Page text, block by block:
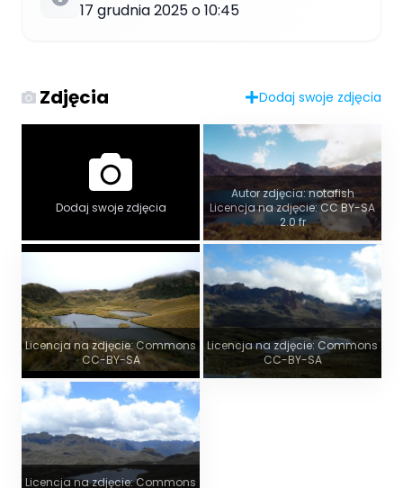
17 grudnia 2025 o 10:45
Zdjęcia Dodaj swoje zdjęcia
Dodaj swoje zdjęcia
Autor zdjęcia: notafish
Licencja na zdjęcie: CC BY-SA
2.0 fr
Licencja na zdjęcie: Commons
CC-BY-SA
Licencja na zdjęcie: Commons
CC-BY-SA
Licencja na zdjęcie: Commons